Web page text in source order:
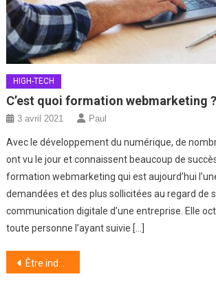
HIGH-TECH
C’est quoi formation webmarketing ?
3 avril 2021 Paul
Avec le développement du numérique, de
ont vu le jour et connaissent beaucoup de
formation webmarketing qui est aujourd’hui
demandées et des plus sollicitées au regard de
communication digitale d’une entreprise. Elle
toute personne l’ayant suivie […]
Navigation
Être indépendant dans le digital à Lille